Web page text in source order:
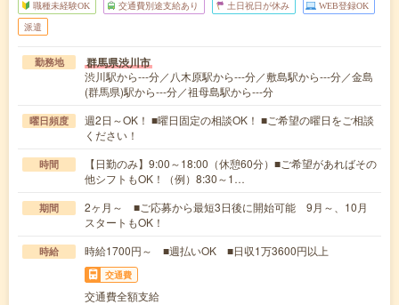
職種未経験OK 交通費別途支給あり 土日祝日が休み WEB登録OK
派遣
勤務地 群馬県渋川市
渋川駅から---分／八木原駅から---分／敷島駅から---分／金島
(群馬県)駅から---分／祖母島駅から---分
曜日頻度
週2日～OK！ ■曜日固定の相談OK！ ■ご希望の曜日をご相談
ください！
時間
【日勤のみ】9:00～18:00（休憩60分）■ご希望があればその
他シフトもOK！（例）8:30～1…
期間
2ヶ月～ ■ご応募から最短3日後に開始可能 9月～、10月
スタートもOK！
時給 時給1700円～ ■週払いOK ■日収1万3600円以上
交通費
交通費全額支給